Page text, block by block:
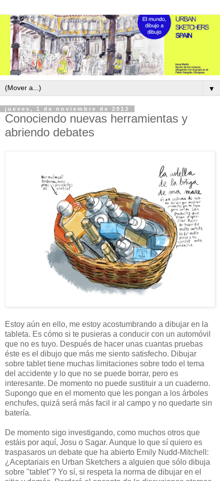
▼
jueves, 1 de noviembre de 2012
Conociendo nuevas herramientas y
abriendo debates
Estoy aún en ello, me estoy acostumbrando a dibujar en la
tableta. Es cómo si te pusieras a conducir con un automóvil
que no es tuyo. Después de hacer unas cuantas pruebas
éste es el dibujo que más me siento satisfecho. Dibujar
sobre tablet tiene muchas limitaciones sobre todo el tema
del accidente y lo que no se puede borrar, pero es
interesante. De momento no puede sustituir a un cuaderno.
Supongo que en el momento que les pongan a los árboles
enchufes, quizá será más facil ir al campo y no quedarte sin
batería.
De momento sigo investigando, como muchos otros que
estáis por aquí, Josu o Sagar. Aunque lo que sí quiero es
traspasaros un debate que ha abierto Emily Nudd-Mitchell:
¿Aceptariais en Urban Sketchers a alguien que sólo dibuja
sobre "tablet"? Yo sí, si respeta la norma de dibujar en el